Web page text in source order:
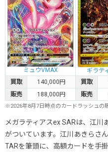
ミュウVMAX ギラテ
買取
140,000円 買取
販売
188,000円 販売
※2026年8月7日時点のカードラッシュの
メガラティアスex SARは、江
がついています。江川あきらさ
TARを筆頭に、高額カードを手